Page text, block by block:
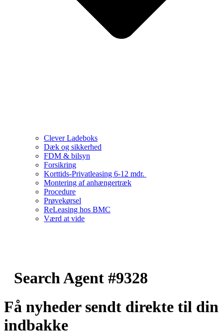
Clever Ladeboks
Dæk og sikkerhed
FDM & bilsyn
Forsikring
Korttids-Privatleasing 6-12 mdr.
Montering af anhængertræk
Procedure
Prøvekørsel
ReLeasing hos BMC
Værd at vide
Search Agent #9328
Få nyheder sendt direkte til din
indbakke